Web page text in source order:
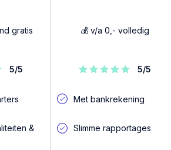
gratis
5/5
&
💰 v/a 0,- volledig
5/5
Met bankrekening
Slimme rapportages